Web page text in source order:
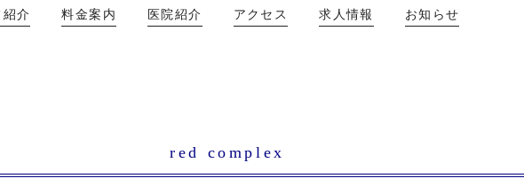
介 料金案内 医院紹介 アクセス 求人情報 お知らせ
red complex